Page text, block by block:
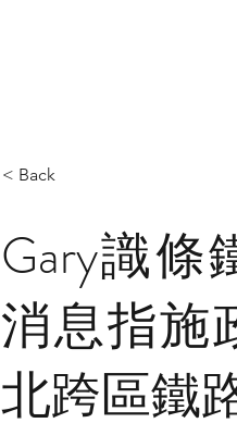
< Back
Gary識條
消息指施
北跨區鐵